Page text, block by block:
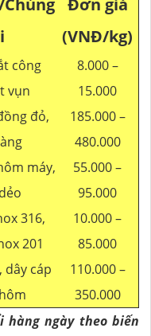
(VNĐ/kg)
công
vụn
8.000 –
15.000
đỏ,
185.000 –
480.000
máy,
55.000 –
95.000
316,
201
10.000 –
85.000
dây cáp
110.000 –
350.000
hàng ngày theo biến